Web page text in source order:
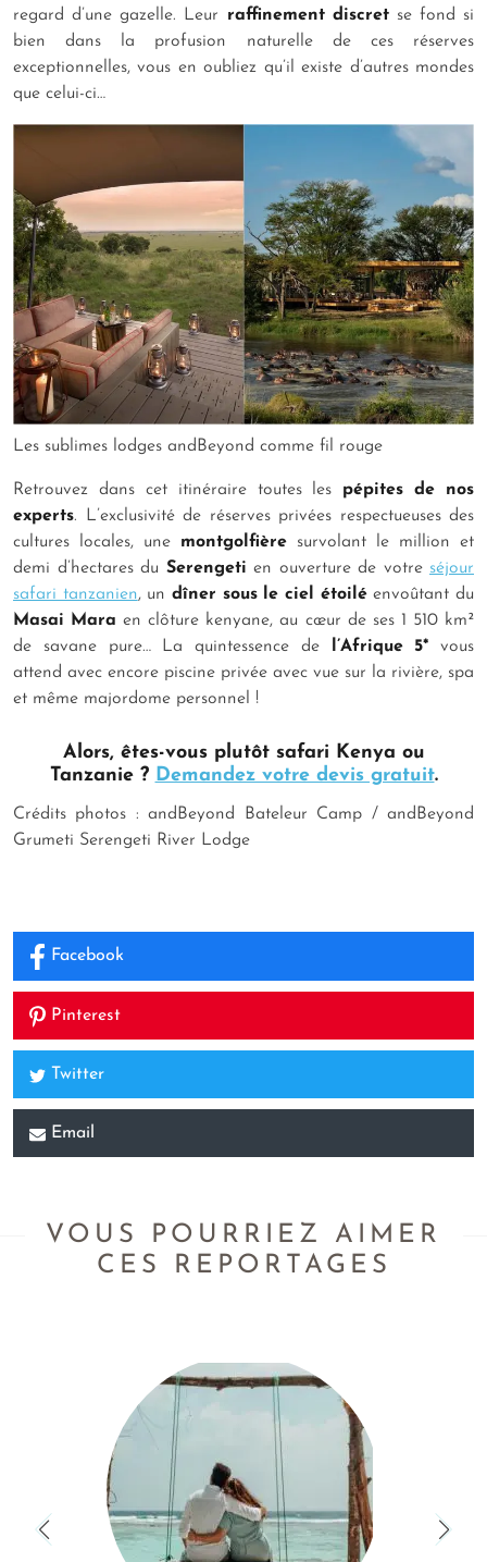
regard d’une gazelle. Leur raffinement discretse fond si
bien dans la profusion naturelle de ces réserves
exceptionnelles, vous en oubliez qu’il existe d’autres mondes
que celui-ci…
Les sublimes lodges andBeyond comme fil rouge
Retrouvez dans cet itinéraire toutes les pépites de nos
experts. L’exclusivité de réserves privées respectueuses des
cultures locales, une montgolfière survolant le million et
demi d’hectares du Serengeti en ouverture de votre séjour
safari tanzanien, undîner sous le ciel étoiléenvoûtant du
Masai Mara en clôture kenyane, au cœur de ses 1 510 km²
de savane pure… La quintessence de
l’Afrique 5* vous
attend avec encore piscine privée avec vue sur la rivière, spa
et même majordome personnel !
Alors, êtes-vous plutôt safari Kenya ou
Tanzanie ? Demandez votre devis gratuit.
Crédits photos : andBeyond Bateleur Camp / andBeyond
Grumeti Serengeti River Lodge
Facebook
Pinterest
Twitter
Email
VOUS POURRIEZ AIMER
CES REPORTAGES